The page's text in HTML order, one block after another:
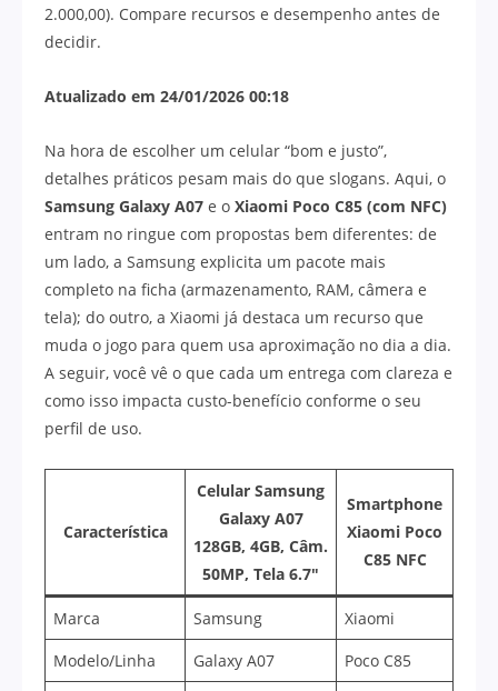
2.000,00). Compare recursos e desempenho antes de
decidir.
Atualizado em 24/01/2026 00:18
Na hora de escolher um celular “bom e justo”,
detalhes práticos pesam mais do que slogans. Aqui, o
Samsung Galaxy A07 e o Xiaomi Poco C85 (com NFC)
entram no ringue com propostas bem diferentes: de
um lado, a Samsung explicita um pacote mais
completo na ficha (armazenamento, RAM, câmera e
tela); do outro, a Xiaomi já destaca um recurso que
muda o jogo para quem usa aproximação no dia a dia.
A seguir, você vê o que cada um entrega com clareza e
como isso impacta custo-benefício conforme o seu
perfil de uso.
Característica
Celular Samsung
Galaxy A07
128GB, 4GB, Câm.
50MP, Tela 6.7″
Smartphone
Xiaomi Poco
C85 NFC
Marca Samsung
Xiaomi
Modelo/Linha
Galaxy A07
Poco C85